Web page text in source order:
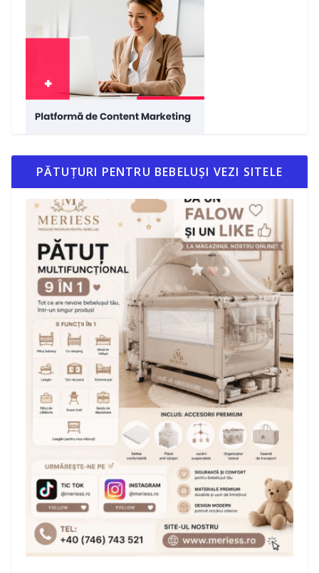
PĂTUȚURI PENTRU BEBELUȘI VEZI SITELE